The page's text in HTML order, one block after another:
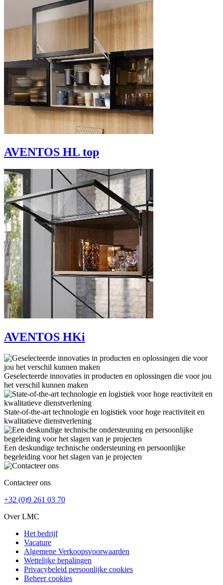
AVENTOS HL top
AVENTOS HKi
Geselecteerde innovaties in producten en oplossingen die voor jou
het verschil kunnen maken
State-of-the-art technologie en logistiek voor hoge reactiviteit en
kwalitatieve dienstverlening
Een deskundige technische ondersteuning en persoonlijke
begeleiding voor het slagen van je projecten
Contacteer ons
+32 (0)9 261 03 70
Over LMC
Het bedrijf
Vacature
Algemene Verkoopsvoorwaarden
Wettelijke bepalingen
Privacybeleid persoonlijke cookies
Beheer cookies